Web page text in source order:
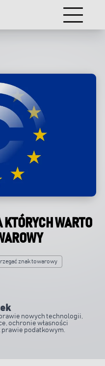
KTÓRYCH WARTO
znak towarowy
nowych technologii,
ochronie własności
podatkowym.